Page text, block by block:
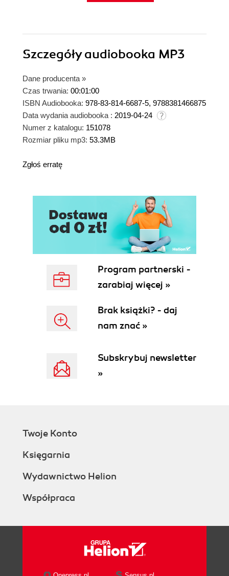
Szczegółyaudiobooka MP3
Dane producenta »
Czas trwania: 00:01:00
ISBN Audiobooka: 978-83-814-6687-5, 9788381466875
Data wydania audiobooka : 2019-04-24
Numer z katalogu: 151078
Rozmiar pliku mp3: 53.3MB
Zgłoś erratę
Program partnerski -
zarabiaj więcej »
Brak książki? - daj
nam znać »
Subskrybuj newsletter
»
Twoje Konto
Księgarnia
Wydawnictwo Helion
Współpraca